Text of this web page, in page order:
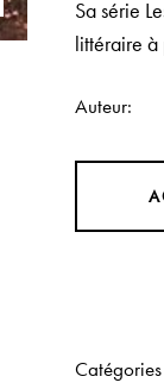
Sa série
littéraire à
Auteur